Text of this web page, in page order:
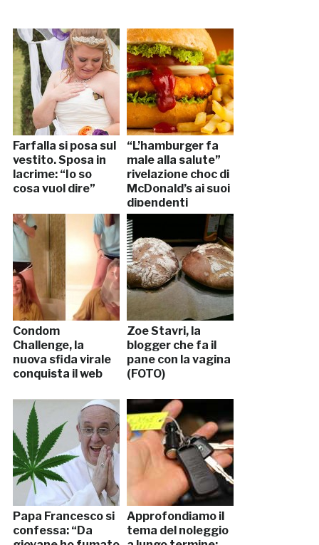
Farfalla si posa sul
vestito. Sposa in
lacrime: “Io so
cosa vuol dire”
“L’hamburger fa
male alla salute”
rivelazione choc di
McDonald’s ai suoi
dipendenti
Condom
Challenge, la
nuova sfida virale
conquista il web
Zoe Stavri, la
blogger che fa il
pane con la vagina
(FOTO)
Papa Francesco si
confessa: “Da
Approfondiamo il
tema del noleggio